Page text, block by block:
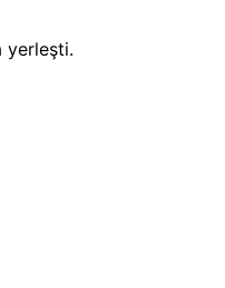
yerleşti.